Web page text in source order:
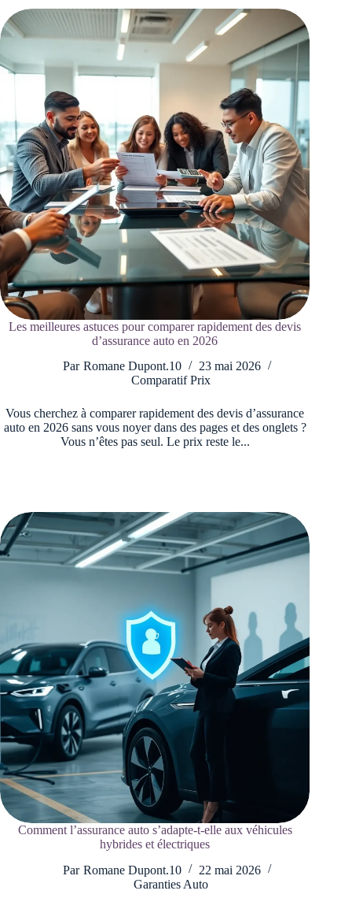
Les meilleures astuces pour comparer rapidement des devis
d’assurance auto en 2026
Par Romane Dupont.10
23 mai 2026
Comparatif Prix
Vous cherchez à comparer rapidement des devis d’assurance
auto en 2026 sans vous noyer dans des pages et des onglets ?
Vous n’êtes pas seul. Le prix reste le...
Comment l’assurance auto s’adapte-t-elle aux véhicules
hybrides et électriques
Par Romane Dupont.10
22 mai 2026
Garanties Auto